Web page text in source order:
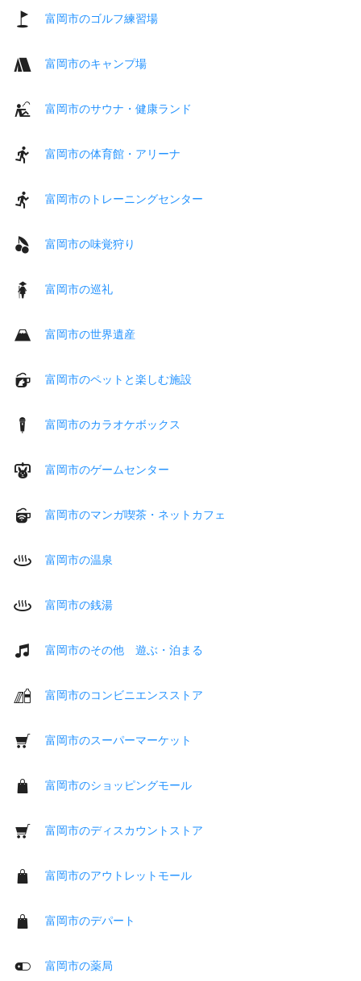
富岡市のゴルフ練習場
富岡市のキャンプ場
富岡市のサウナ・健康ランド
富岡市の体育館・アリーナ
富岡市のトレーニングセンター
富岡市の味覚狩り
富岡市の巡礼
富岡市の世界遺産
富岡市のペットと楽しむ施設
富岡市のカラオケボックス
富岡市のゲームセンター
富岡市のマンガ喫茶・ネットカフェ
富岡市の温泉
富岡市の銭湯
富岡市のその他 遊ぶ・泊まる
富岡市のコンビニエンスストア
富岡市のスーパーマーケット
富岡市のショッピングモール
富岡市のディスカウントストア
富岡市のアウトレットモール
富岡市のデパート
富岡市の薬局